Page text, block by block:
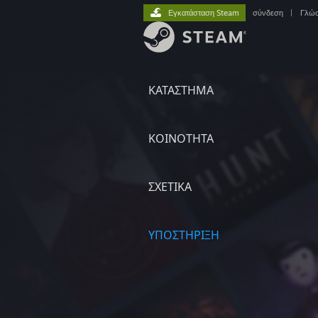
ΚΑΤΑΣΤΗΜΑ
ΚΟΙΝΟΤΗΤΑ
ΣΧΕΤΙΚΆ
ΥΠΟΣΤΗΡΙΞΗ
Εγκατάσταση Steam σύνδεση